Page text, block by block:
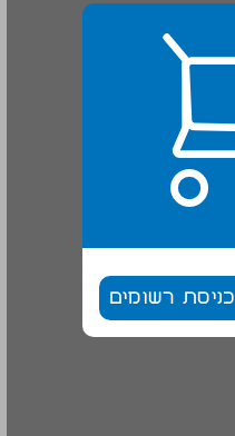
כניסת רשומים